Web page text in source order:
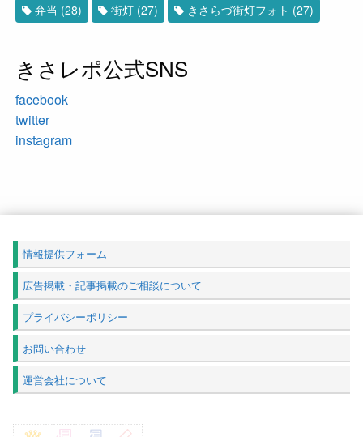
弁当 (28) 街灯 (27) きさらづ街灯フォト (27)
きさレポ公式SNS
facebook
twitter
instagram
情報提供フォーム
広告掲載・記事掲載のご相談について
プライバシーポリシー
お問い合わせ
運営会社について